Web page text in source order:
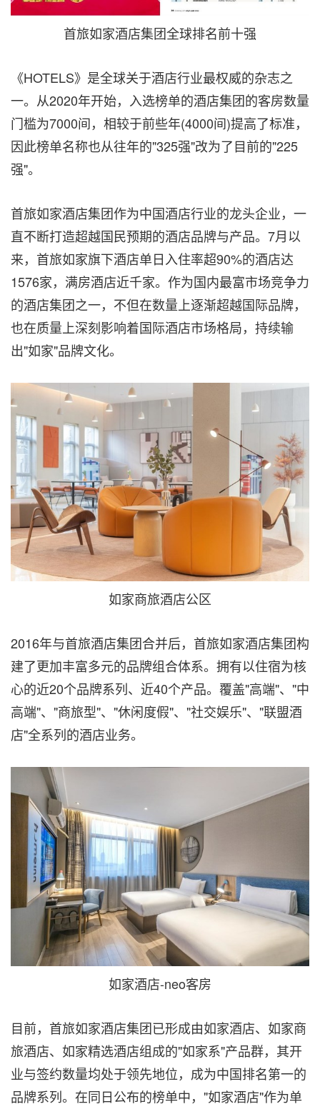
首旅如家酒店集团全球排名前十强
《HOTELS》是全球关于酒店行业最权威的杂志之
一。从2020年开始，入选榜单的酒店集团的客房数量
门槛为7000间，相较于前些年(4000间)提高了标准，
因此榜单名称也从往年的"325强"改为了目前的"225
强"。
首旅如家酒店集团作为中国酒店行业的龙头企业，一
直不断打造超越国民预期的酒店品牌与产品。7月以
来，首旅如家旗下酒店单日入住率超90%的酒店达
1576家，满房酒店近千家。作为国内最富市场竞争力
的酒店集团之一，不但在数量上逐渐超越国际品牌，
也在质量上深刻影响着国际酒店市场格局，持续输
出"如家"品牌文化。
如家商旅酒店公区
2016年与首旅酒店集团合并后，首旅如家酒店集团构
建了更加丰富多元的品牌组合体系。拥有以住宿为核
心的近20个品牌系列、近40个产品。覆盖"高端"、"中
高端"、"商旅型"、"休闲度假"、"社交娱乐"、"联盟酒
店"全系列的酒店业务。
如家酒店-neo客房
目前，首旅如家酒店集团已形成由如家酒店、如家商
旅酒店、如家精选酒店组成的"如家系"产品群，其开
业与签约数量均处于领先地位，成为中国排名第一的
品牌系列。在同日公布的榜单中，"如家酒店"作为单